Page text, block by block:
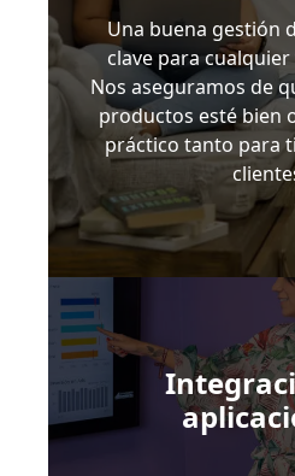
Una buena gestión
clave para
Nos aseguramos de
productos esté bien
práctico tanto para